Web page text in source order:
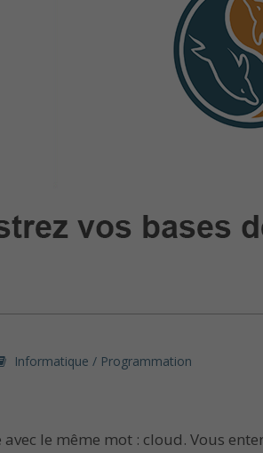
Informatique / Programmation
le même mot : cloud. Vous